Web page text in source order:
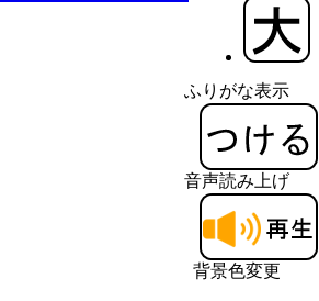
ふりがな表示
音声読み上げ
背景色変更